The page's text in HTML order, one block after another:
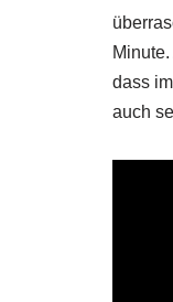
dass
auch